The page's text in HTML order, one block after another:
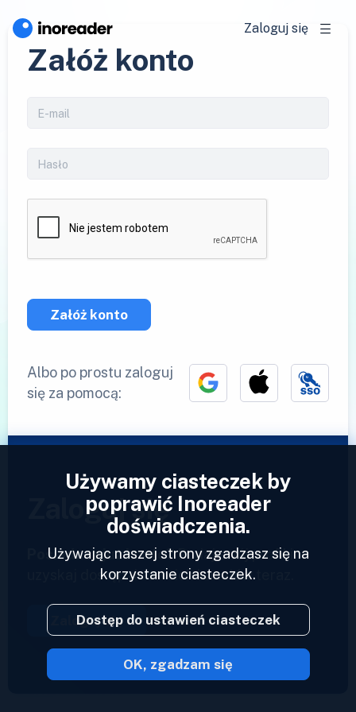
Zaloguj się
Załóż konto
Załóż konto
Albo po prostu zaloguj
się za pomocą:
Zaloguj się
Posiadasz już konto?Podaj swój profil i
uzyskaj dostęp do swoich kanałów teraz.
Zaloguj się
2023 © Inoreader
Używamy ciasteczek by
poprawić Inoreader
doświadczenia.
Używając naszej strony zgadzasz się na
korzystanie ciasteczek.
Dostęp do ustawień ciasteczek
OK, zgadzam się